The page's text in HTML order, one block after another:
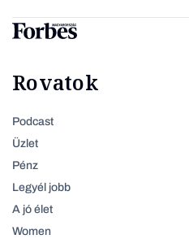
Rovatok
Podcast
Üzlet
Pénz
Legyél jobb
A jó élet
Women